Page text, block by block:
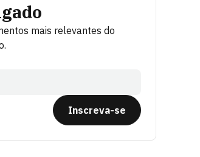
mais relevantes do
Inscreva-se